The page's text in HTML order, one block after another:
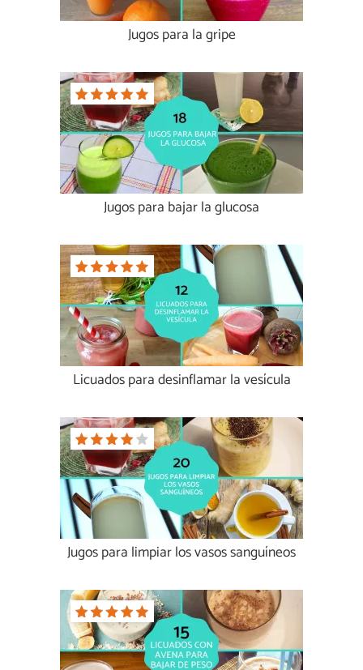
Jugos para la gripe
Jugos para bajar la glucosa
Licuados para desinflamar la vesícula
Jugos para limpiar los vasos sanguíneos